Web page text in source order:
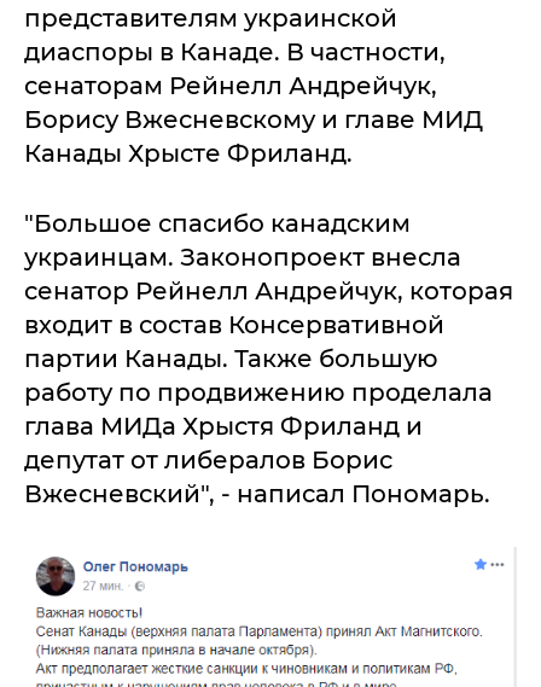
представителям украинской
диаспоры в Канаде. В частности,
сенаторам Рейнелл Андрейчук,
Борису Вжесневскому и главе МИД
Канады Хрысте Фриланд.
"Большое спасибо канадским
украинцам. Законопроект внесла
сенатор Рейнелл Андрейчук, которая
входит в состав Консервативной
партии Канады. Также большую
работу по продвижению проделала
глава МИДа Хрыстя Фриланд и
депутат от либералов Борис
Вжесневский", - написал Пономарь.